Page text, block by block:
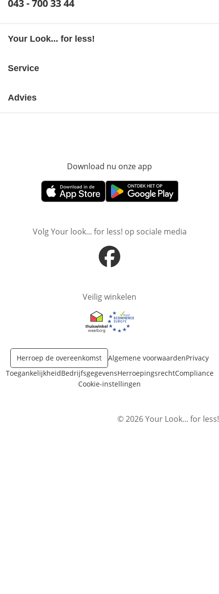
Telefoonnummer:
043 - 700 33 44
Your Look... for less!
Service
Advies
Download nu onze app
Opent in nieuw vensterOpent in nieuw venster
Volg Your look... for less! op sociale media
Opent in nieuw venster
Veilig winkelen
Opent in nieuw venster
Opent in nieuw venster
Herroep de overeenkomst Algemene voorwaardenPrivacy
ToegankelijkheidBedrijfsgegevensHerroepingsrechtCompliance
Cookie-instellingen
© 2026 Your Look... for less!